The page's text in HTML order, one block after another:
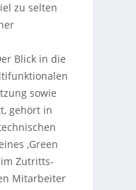
zu selten
Blick in die
sowie
gehört in
‚Green
im Zutritts-
Mitarbeiter